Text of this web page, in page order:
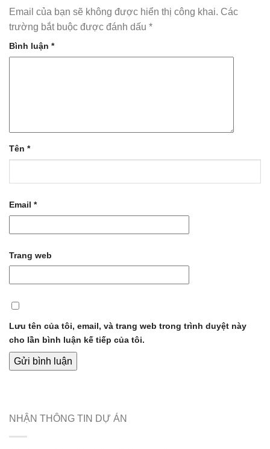
Email của bạn sẽ không được hiển thị công khai. Các
trường bắt buộc được đánh dấu *
Bình luận *
Tên *
Email *
Trang web
Lưu tên của tôi, email, và trang web trong trình duyệt này
cho lần bình luận kế tiếp của tôi.
NHẬN THÔNG TIN DỰ ÁN